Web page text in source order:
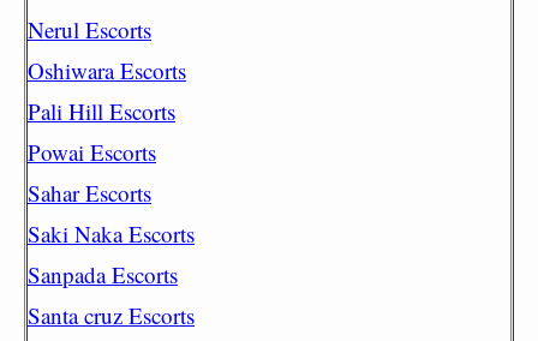
Nerul Escorts
Oshiwara Escorts
Pali Hill Escorts
Powai Escorts
Sahar Escorts
Saki Naka Escorts
Sanpada Escorts
Santa cruz Escorts